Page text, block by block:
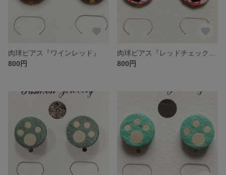
肉球ピアス『ワインレッド』
800円
800円